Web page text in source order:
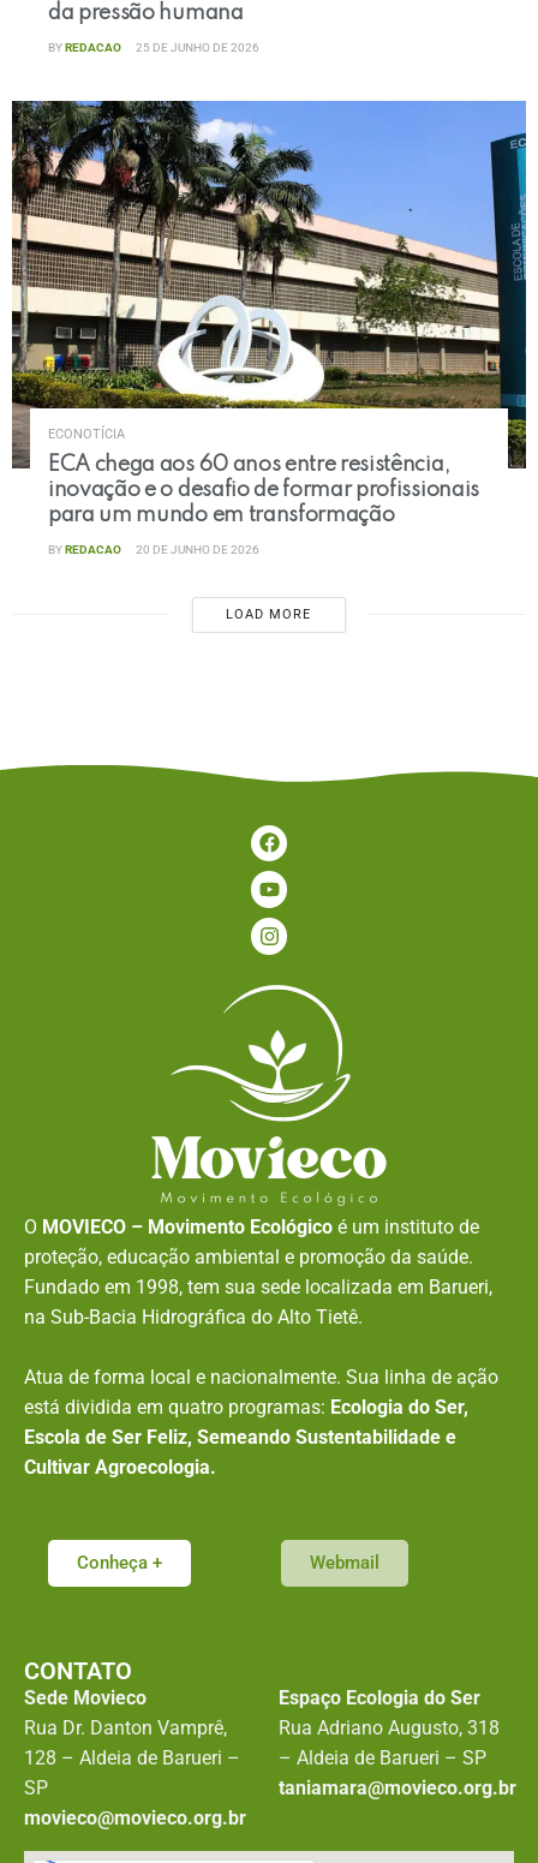
da pressão humana
BYREDACAO 25 DE JUNHO DE 2026
ECONOTÍCIA
ECA chega aos 60 anos entre resistência,
inovação e o desafio de formar profissionais
para um mundo em transformação
BYREDACAO 20 DE JUNHO DE 2026
LOAD MORE
O MOVIECO – Movimento Ecológico é um instituto de
proteção, educação ambiental e promoção da saúde.
Fundado em 1998, tem sua sede localizada em Barueri,
na Sub-Bacia Hidrográfica do Alto Tietê.
Atua de forma local e nacionalmente. Sua linha de ação
está dividida em quatro programas: Ecologia do Ser,
Escola de Ser Feliz, Semeando Sustentabilidade e
Cultivar Agroecologia.
Conheça + Webmail
CONTATO
Sede Movieco
Rua Dr. Danton Vamprê,
128 – Aldeia de Barueri –
SP
movieco@movieco.org.br
Espaço Ecologia do Ser
Rua Adriano Augusto, 318
– Aldeia de Barueri – SP
taniamara@movieco.org.br